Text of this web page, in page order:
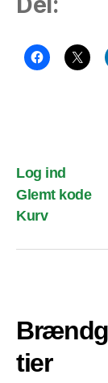
Log ind
Glemt kode
Kurv
tier